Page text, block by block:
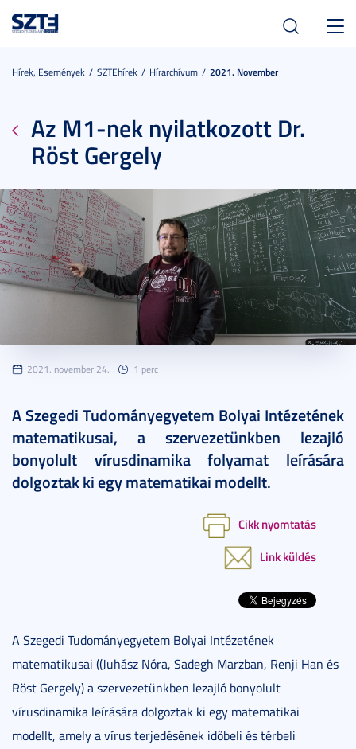
Hírek, Események SZTEhírek Hírarchívum 2021. November
Az M1-nek nyilatkozott Dr.
Röst Gergely
2021. november 24. 1 perc
A Szegedi Tudományegyetem Bolyai Intézetének
matematikusai, a szervezetünkben lezajló
bonyolult vírusdinamika folyamat leírására
dolgoztak ki egy matematikai modellt.
Cikk nyomtatás
Link küldés
A Szegedi Tudományegyetem Bolyai Intézetének
matematikusai ((Juhász Nóra, Sadegh Marzban, Renji Han és
Röst Gergely) a szervezetünkben lezajló bonyolult
vírusdinamika leírására dolgoztak ki egy matematikai
modellt, amely a vírus terjedésének időbeli és térbeli